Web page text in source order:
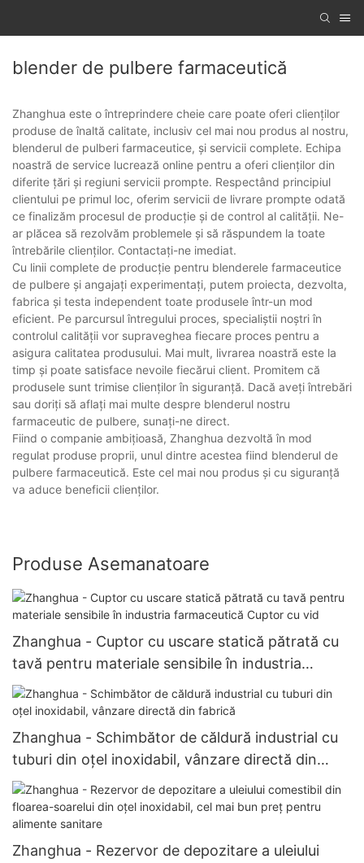
blender de pulbere farmaceutică
Zhanghua este o întreprindere cheie care poate oferi clienților
produse de înaltă calitate, inclusiv cel mai nou produs al nostru,
blenderul de pulberi farmaceutice, și servicii complete. Echipa
noastră de service lucrează online pentru a oferi clienților din
diferite țări și regiuni servicii prompte. Respectând principiul
clientului pe primul loc, oferim servicii de livrare prompte odată
ce finalizăm procesul de producție și de control al calității. Ne-
ar plăcea să rezolvăm problemele și să răspundem la toate
întrebările clienților. Contactați-ne imediat.
Cu linii complete de producție pentru blenderele farmaceutice
de pulbere și angajați experimentați, putem proiecta, dezvolta,
fabrica și testa independent toate produsele într-un mod
eficient. Pe parcursul întregului proces, specialiștii noștri în
controlul calității vor supraveghea fiecare proces pentru a
asigura calitatea produsului. Mai mult, livrarea noastră este la
timp și poate satisface nevoile fiecărui client. Promitem că
produsele sunt trimise clienților în siguranță. Dacă aveți întrebări
sau doriți să aflați mai multe despre blenderul nostru
farmaceutic de pulbere, sunați-ne direct.
Fiind o companie ambițioasă, Zhanghua dezvoltă în mod
regulat produse proprii, unul dintre acestea fiind blenderul de
pulbere farmaceutică. Este cel mai nou produs și cu siguranță
va aduce beneficii clienților.
Produse Asemanatoare
Zhanghua - Cuptor cu uscare statică pătrată cu
tavă pentru materiale sensibile în industria
farmaceutică Cuptor cu vid
Zhanghua - Schimbător de căldură industrial cu
tuburi din oțel inoxidabil, vânzare directă din
fabrică
Zhanghua - Rezervor de depozitare a uleiului